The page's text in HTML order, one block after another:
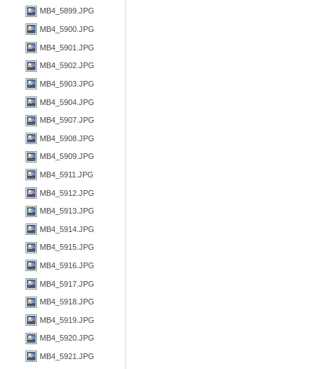
MB4_5899.JPG
MB4_5900.JPG
MB4_5901.JPG
MB4_5902.JPG
MB4_5903.JPG
MB4_5904.JPG
MB4_5907.JPG
MB4_5908.JPG
MB4_5909.JPG
MB4_5911.JPG
MB4_5912.JPG
MB4_5913.JPG
MB4_5914.JPG
MB4_5915.JPG
MB4_5916.JPG
MB4_5917.JPG
MB4_5918.JPG
MB4_5919.JPG
MB4_5920.JPG
MB4_5921.JPG